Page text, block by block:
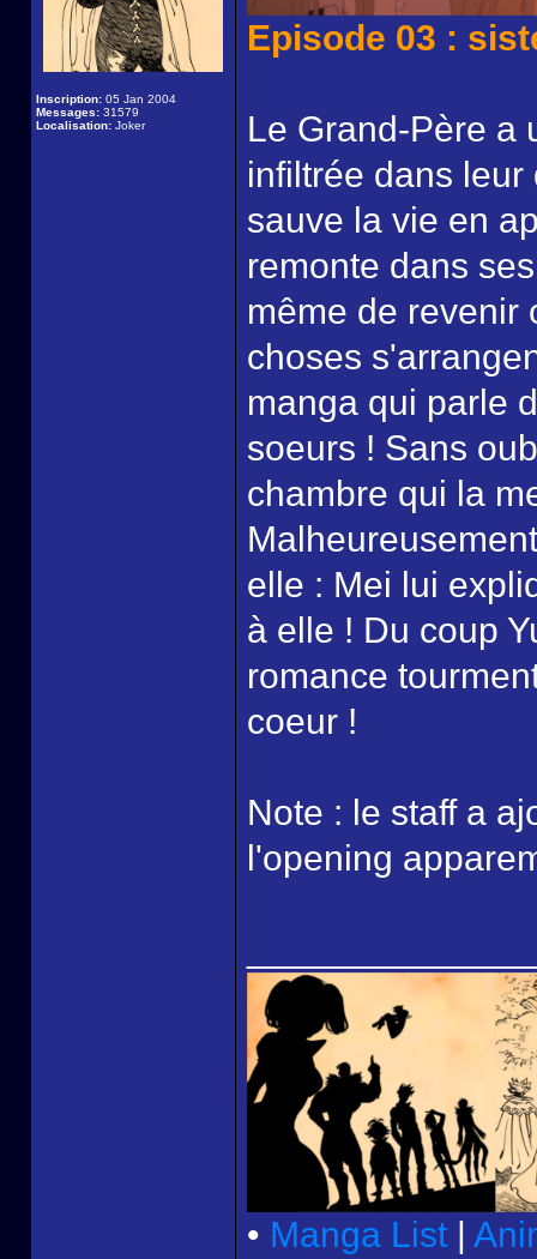
Inscription: 05 Jan 2004
Messages: 31579
Localisation: Joker
Episode 03 :
Le Grand-Père a
infiltrée dans
sauve la vie en
remonte dans
même de revenir
choses
manga qui parle
soeurs ! Sans
chambre qui la
elle : Mei lui
à elle ! Du coup
romance
coeur !
Note : le staff a
l'opening
• Manga List |